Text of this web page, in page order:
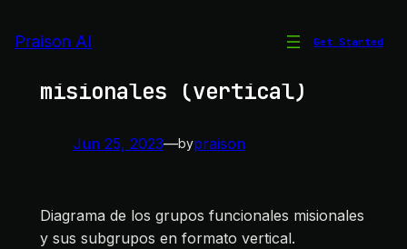
toPraison AI Get Started
misionales (vertical)
Jun 25, 2023—bypraison
Diagrama de los grupos funcionales misionales
y sus subgrupos en formato vertical.